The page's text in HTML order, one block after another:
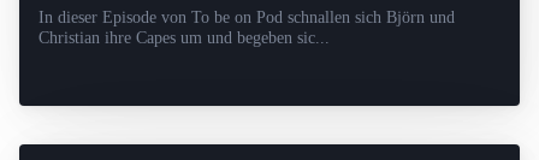
In dieser Episode von To be on Pod schnallen sich Björn und
Christian ihre Capes um und begeben sic...